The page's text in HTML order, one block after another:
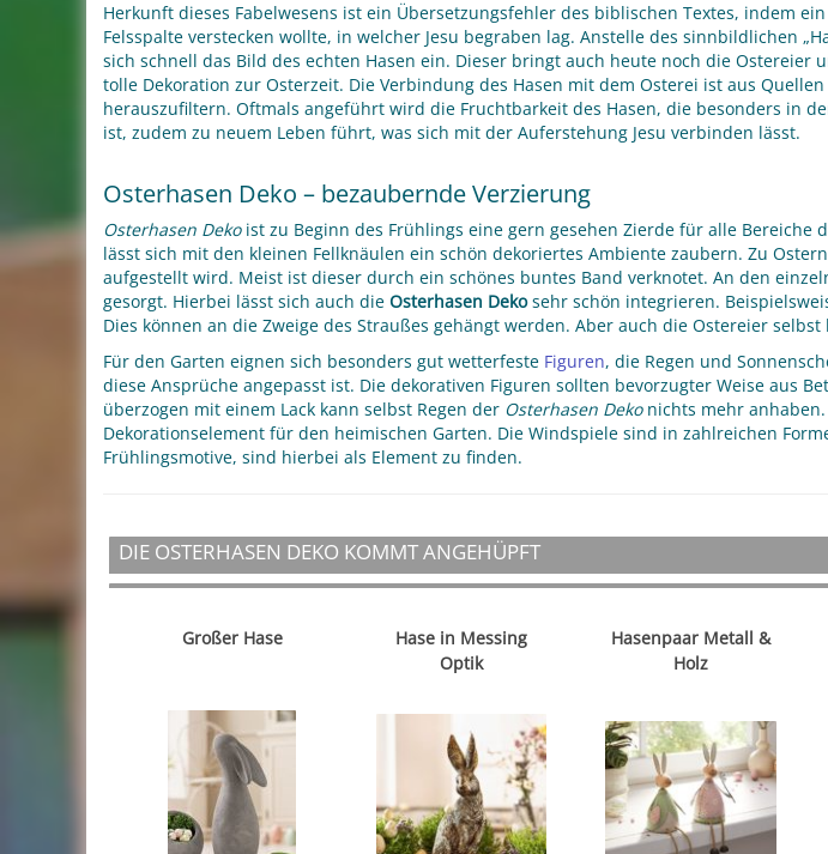
Herkunft dieses Fabelwesens ist ein Übersetzungsfehler des biblischen Textes, indem
Felsspalte verstecken wollte, in welcher Jesu begraben lag. Anstelle des sinnbildlichen
sich schnell das Bild des echten Hasen ein. Dieser bringt auch heute noch die Ostereier
tolle Dekoration zur Osterzeit. Die Verbindung des Hasen mit dem Osterei ist aus
herauszufiltern. Oftmals angeführt wird die Fruchtbarkeit des Hasen, die besonders in
ist, zudem zu neuem Leben führt, was sich mit der Auferstehung Jesu verbinden lässt.
Osterhasen Deko – bezaubernde Verzierung
Osterhasen Dekoist zu Beginn des Frühlings eine gern gesehen Zierde für alle Bereiche
lässt sich mit den kleinen Fellknäulen ein schön dekoriertes Ambiente zaubern. Zu
aufgestellt wird. Meist ist dieser durch ein schönes buntes Band verknotet. An den
gesorgt. Hierbei lässt sich auch die Osterhasen Dekosehr schön integrieren.
Dies können an die Zweige des Straußes gehängt werden. Aber auch die Ostereier
Für den Garten eignen sich besonders gut wetterfeste Figuren, die Regen und
diese Ansprüche angepasst ist. Die dekorativen Figuren sollten bevorzugter Weise aus
überzogen mit einem Lack kann selbst Regen der Osterhasen Dekonichts mehr anhaben.
Dekorationselement für den heimischen Garten. Die Windspiele sind in zahlreichen
Frühlingsmotive, sind hierbei als Element zu finden.
DIE OSTERHASEN DEKO KOMMT ANGEHÜPFT
Großer Hase
Hase in Messing
Optik
Hasenpaar Metall &
Holz